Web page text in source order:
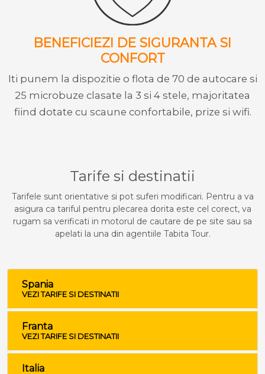
BENEFICIEZI DE SIGURANTA SI
CONFORT
Iti punem la dispozitie o flota de 70 de autocare si
25 microbuze clasate la 3 si 4 stele, majoritatea
fiind dotate cu scaune confortabile, prize si wifi.
Tarife si destinatii
Tarifele sunt orientative si pot suferi modificari. Pentru a va
asigura ca tariful pentru plecarea dorita este cel corect, va
rugam sa verificati in motorul de cautare de pe site sau sa
apelati la una din agentiile Tabita Tour.
Spania
VEZI TARIFE SI DESTINATII
Franta
VEZI TARIFE SI DESTINATII
Italia